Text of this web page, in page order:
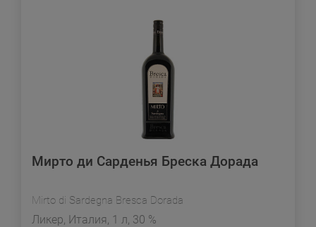
Мирто ди Сарденья Бреска Дорада
Mirto di Sardegna Bresca Dorada
Ликер, Италия, 1 л, 30 %